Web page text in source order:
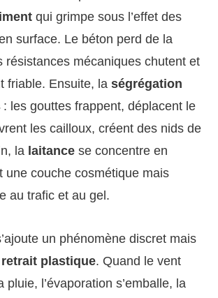
qui grimpe sous l’effet des
surface. Le béton perd de la
résistances mécaniques chutent et
friable. Ensuite, la ségrégation
: les gouttes frappent, déplacent le
les cailloux, créent des nids de
la laitance se concentre en
une couche cosmétique mais
au trafic et au gel.
un phénomène discret mais
retrait plastique. Quand le vent
pluie, l’évaporation s’emballe, la